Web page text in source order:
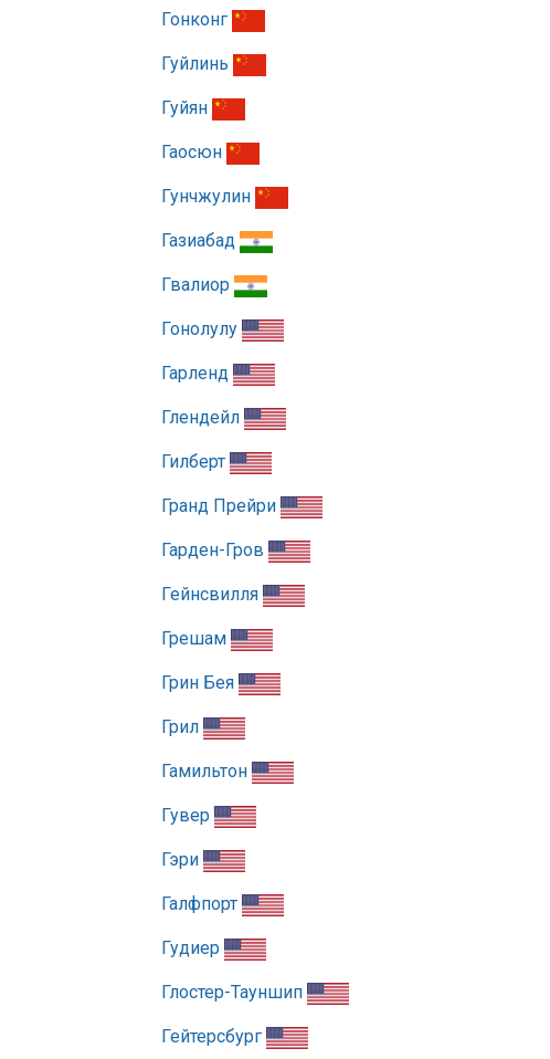
Гонконг
Гуйлинь
Гуйян
Гаосюн
Гунчжулин
Газиабад
Гвалиор
Гонолулу
Гарленд
Глендейл
Гилберт
Гранд Прейри
Гарден-Гров
Гейнсвилля
Грешам
Грин Бея
Грил
Гамильтон
Гувер
Гэри
Галфпорт
Гудиер
Глостер-Тауншип
Гейтерсбург